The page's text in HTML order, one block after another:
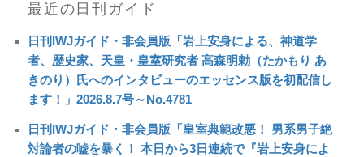
最近の日刊ガイド
日刊IWJガイド・非会員版「岩上安身による、神道学
者、歴史家、天皇・皇室研究者 高森明勅（たかもり あ
きのり）氏へのインタビューのエッセンス版を初配信し
ます！」2026.8.7号～No.4781
日刊IWJガイド・非会員版「皇室典範改悪！ 男系男子絶
対論者の嘘を暴く！ 本日から3日連続で『岩上安身によ